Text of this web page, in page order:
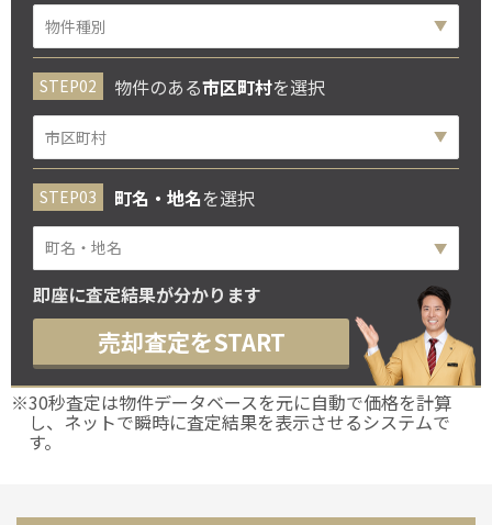
物件のある市区町村を選択
町名・地名を選択
町名・地名
即座に査定結果が分かります
売却査定をSTART
※30秒査定は物件データベースを元に自動で価格を計算
し、ネットで瞬時に査定結果を表示させるシステムで
す。